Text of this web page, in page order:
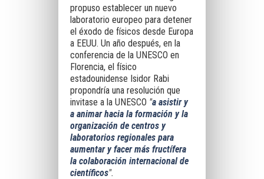
propuso establecer un nuevo
laboratorio europeo para detener
el éxodo de físicos desde Europa
a EEUU. Un año después, en la
conferencia de la UNESCO en
Florencia, el físico
estadounidense Isidor Rabi
propondría una resolución que
invitase a la UNESCO "a asistir y
a animar hacia la formación y la
organización de centros y
laboratorios regionales para
aumentar y facer más fructífera
la colaboración internacional de
científicos".